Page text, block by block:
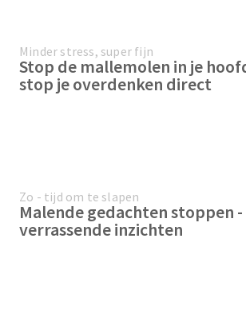
Minder stress, super fijn
Stop de mallemolen in je
stop je overdenken direct
Zo - tijd om te slapen
Malende gedachten stoppen -
verrassende inzichten